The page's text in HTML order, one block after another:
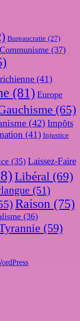
Bureaucratie (27)
Communisme (37)
(41)
(81) Europe
(65)
(42) Impôts
(41) Injustice
(35) Laissez-Faire
Libéral (69)
(51)
Raison (75)
(36)
(59)